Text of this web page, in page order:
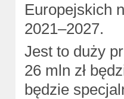
Europejskich
2021–2027.
Jest to duży
26 mln zł
będzie